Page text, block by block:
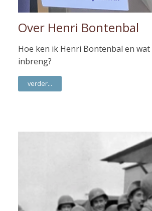
Over Henri Bontenbal
Hoe ken ik Henri Bontenbal en wat
inbreng?
verder...